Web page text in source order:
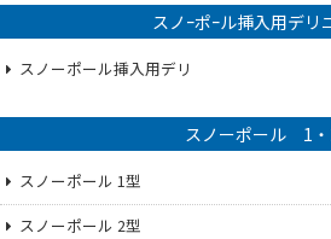
スノｰポｰル挿入用デリ
スノーポール挿入用デリ
スノーポール 1
スノーポール 1型
スノーポール 2型